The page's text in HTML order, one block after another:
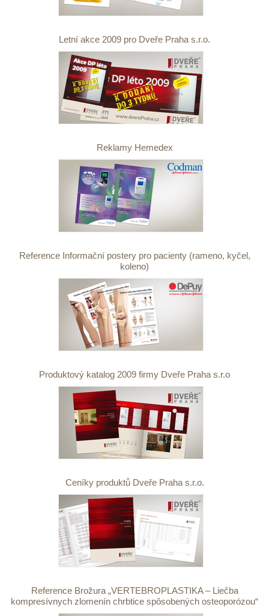
Letní akce 2009 pro Dveře Praha s.r.o.
Reklamy Hemedex
Reference Informační postery pro pacienty (rameno, kyčel,
koleno)
Produktový katalog 2009 firmy Dveře Praha s.r.o
Ceníky produktů Dveře Praha s.r.o.
Reference Brožura „VERTEBROPLASTIKA – Liečba
kompresívnych zlomenín chrbtice spôsobených osteoporózou“